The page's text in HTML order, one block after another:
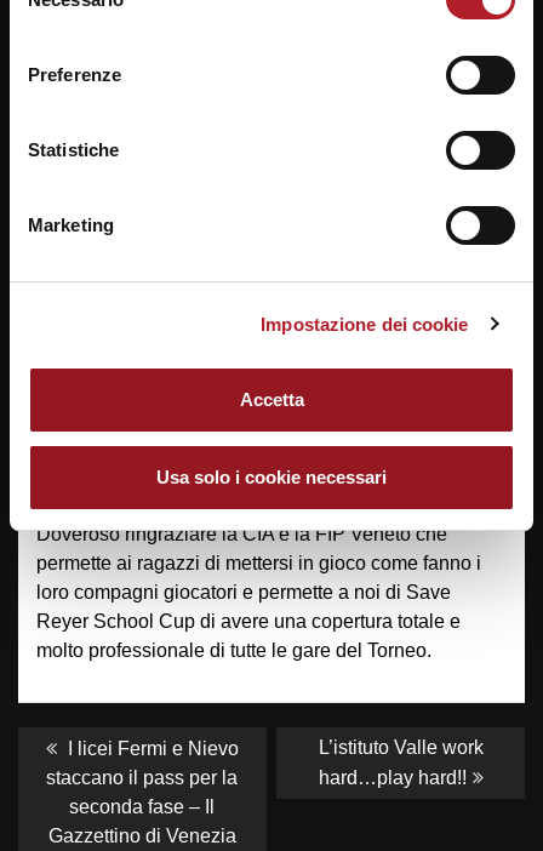
link “Impostazione dei cookie” a fine pagina. Per ulteriori
Cookie
Policy.
del
Preferenze
Statistiche
Marketing
Impostazione dei cookie
Accetta
Usa solo i cookie necessari
La terna della Tappa Umana Padova 1 con l’istruttore
Volksbank Venezia 1 al Palasport Arsenale.
Doveroso ringraziare la CIA e la FIP Veneto che
permette ai ragazzi di mettersi in gioco come fanno i
loro compagni giocatori e permette a noi di Save
Reyer School Cup di avere una copertura totale e
molto professionale di tutte le gare del Torneo.
ARTICOLI
Previous
post:
I licei Fermi e Nievo
staccano il pass per la
seconda fase – Il
Gazzettino di Venezia
Next
post:
L’istituto Valle work
hard…play hard!!